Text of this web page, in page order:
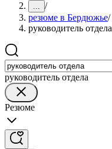
... /
резюме в Бердюжье/
руководитель отдела
руководитель отдела
Резюме